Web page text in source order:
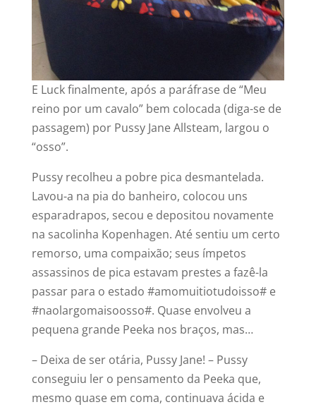
‍E Luck finalmente, após a paráfrase de “Meu
reino por um cavalo” bem colocada (diga-se de
passagem) por Pussy Jane Allsteam, largou o
“osso”.
Pussy recolheu a pobre pica desmantelada.
Lavou-a na pia do banheiro, colocou uns
esparadrapos, secou e depositou novamente
na sacolinha Kopenhagen. Até sentiu um certo
remorso, uma compaixão; seus ímpetos
assassinos de pica estavam prestes a fazê-la
passar para o estado #amomuitiotudoisso# e
#naolargomaisoosso#. Quase envolveu a
pequena grande Peeka nos braços, mas…
– Deixa de ser otária, Pussy Jane! – Pussy
conseguiu ler o pensamento da Peeka que,
mesmo quase em coma, continuava ácida e